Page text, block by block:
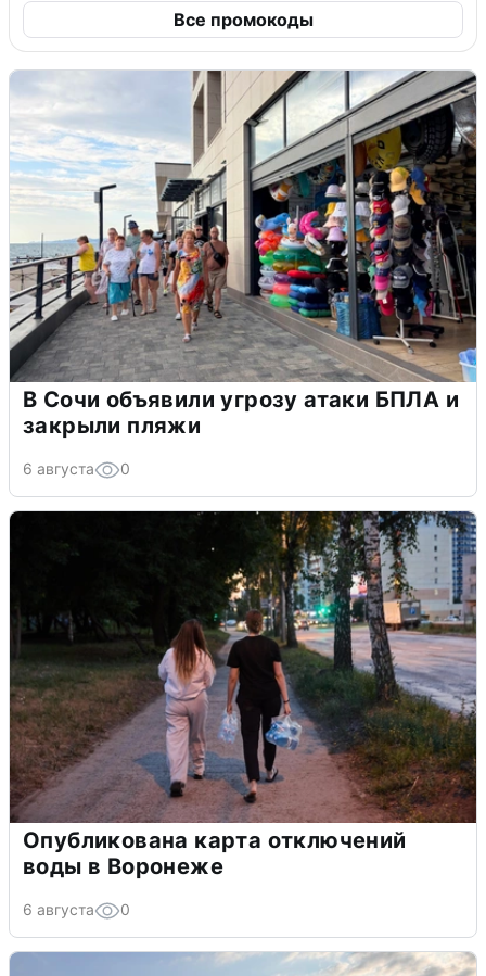
Все промокоды
В Сочи объявили угрозу атаки БПЛА и
закрыли пляжи
6 августа 0
Опубликована карта отключений
воды в Воронеже
6 августа 0